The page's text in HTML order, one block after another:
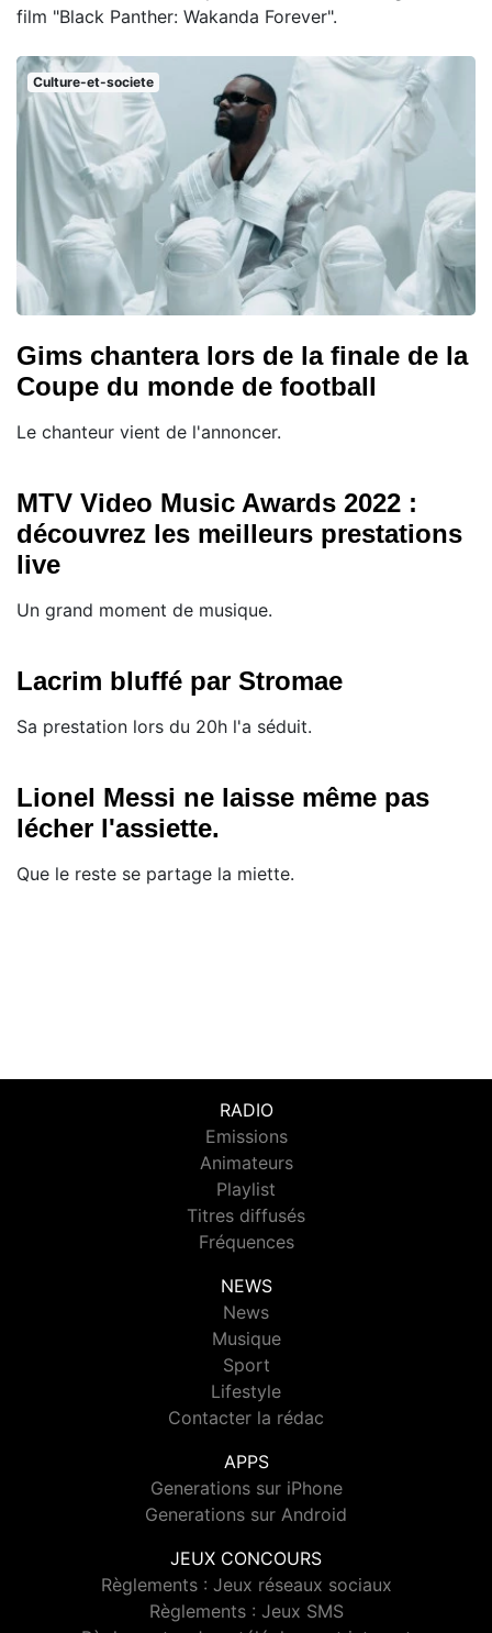
film "Black Panther: Wakanda Forever".
Culture-et-societe
Gims chantera lors de la finale de la
Coupe du monde de football
Le chanteur vient de l'annoncer.
MTV Video Music Awards 2022 :
découvrez les meilleurs prestations
live
Un grand moment de musique.
Lacrim bluffé par Stromae
Sa prestation lors du 20h l'a séduit.
Lionel Messi ne laisse même pas
lécher l'assiette.
Que le reste se partage la miette.
RADIO
Emissions
Animateurs
Playlist
Titres diffusés
Fréquences
NEWS
News
Musique
Sport
Lifestyle
Contacter la rédac
APPS
Generations sur iPhone
Generations sur Android
JEUX CONCOURS
Règlements : Jeux réseaux sociaux
Règlements : Jeux SMS